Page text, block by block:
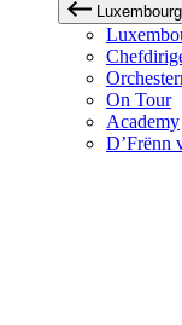
On Tour
Academy
D’Frënn